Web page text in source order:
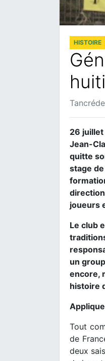
HISTOIRE
26
Jean-
quitte
stage
joueurs
Le club
un
encore,
histoire
Tout
de
deux